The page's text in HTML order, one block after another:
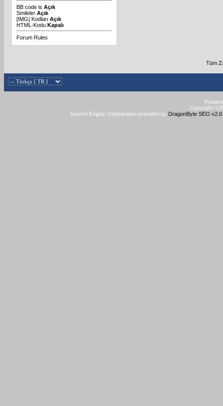
BB code is Açık
Smileler Açık
[IMG] Kodları Açık
HTML-Kodu Kapalı
Forum Rules
Tüm
Copyright
Search Engine Optimisation provided by DragonByte SEO